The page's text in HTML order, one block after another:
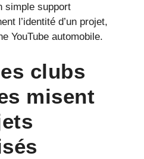
simple support
l’identité d’un projet,
YouTube automobile.
clubs
misent